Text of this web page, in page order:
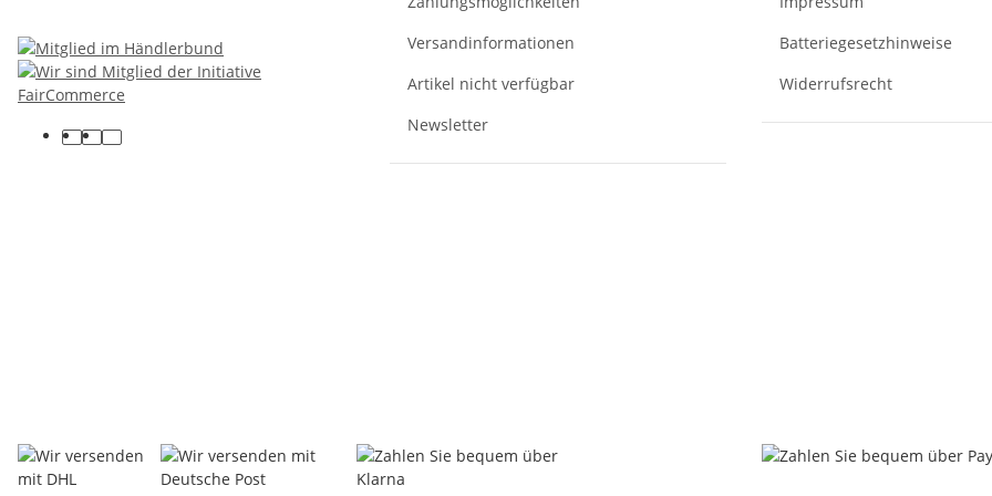
Versandinformationen
Artikel nicht verfügbar
Newsletter
Batteriegesetzhinweise
Widerrufsrecht